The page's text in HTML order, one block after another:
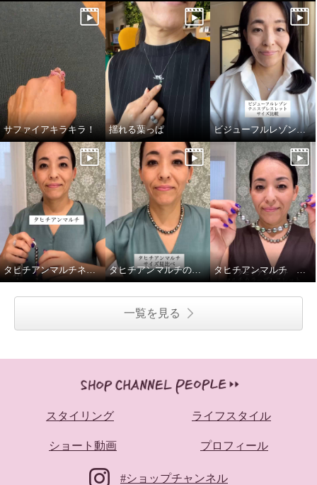
サファイアキラキラ！ 揺れる葉っぱ ビジューフルレゾンテニスブレスレット比較
タヒチアンマルチネックレス留め金ご紹介 タヒチアンマルチのネックレス2種、重ねてみました タヒチアンマルチ マルチカラーブレスレットの着脱動画です
一覧を見る
スタイリング ライフスタイル
ショート動画 プロフィール
#ショップチャンネル